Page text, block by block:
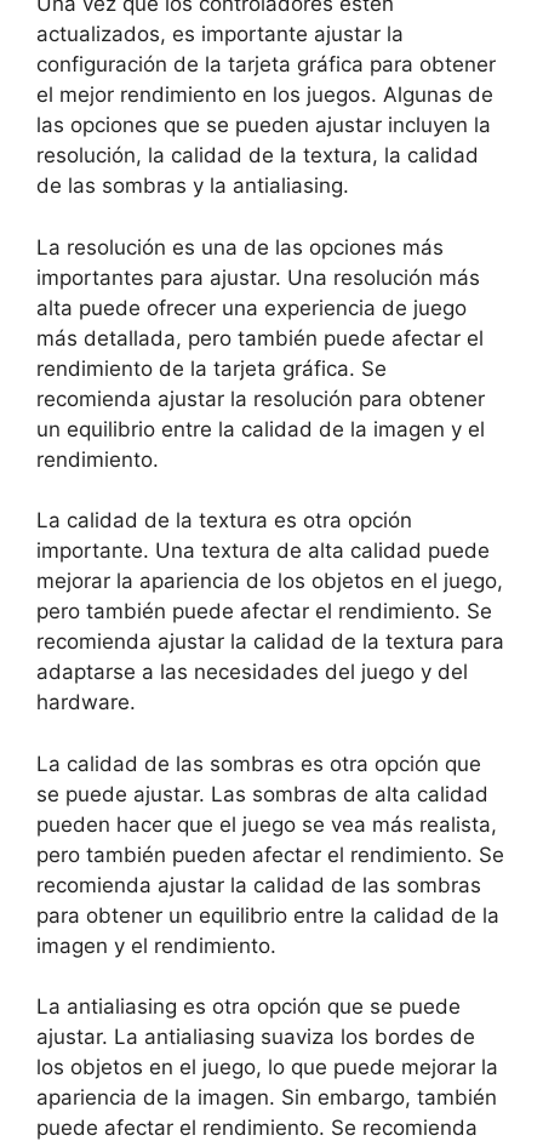
actualizados, es importante ajustar la
configuración de la tarjeta gráfica para obtener
el mejor rendimiento en los juegos. Algunas de
las opciones que se pueden ajustar incluyen la
resolución, la calidad de la textura, la calidad
de las sombras y la antialiasing.
La resolución es una de las opciones más
importantes para ajustar. Una resolución más
alta puede ofrecer una experiencia de juego
más detallada, pero también puede afectar el
rendimiento de la tarjeta gráfica. Se
recomienda ajustar la resolución para obtener
un equilibrio entre la calidad de la imagen y el
rendimiento.
La calidad de la textura es otra opción
importante. Una textura de alta calidad puede
mejorar la apariencia de los objetos en el juego,
pero también puede afectar el rendimiento. Se
recomienda ajustar la calidad de la textura para
adaptarse a las necesidades del juego y del
hardware.
La calidad de las sombras es otra opción que
se puede ajustar. Las sombras de alta calidad
pueden hacer que el juego se vea más realista,
pero también pueden afectar el rendimiento. Se
recomienda ajustar la calidad de las sombras
para obtener un equilibrio entre la calidad de la
imagen y el rendimiento.
La antialiasing es otra opción que se puede
ajustar. La antialiasing suaviza los bordes de
los objetos en el juego, lo que puede mejorar la
apariencia de la imagen. Sin embargo, también
puede afectar el rendimiento. Se recomienda